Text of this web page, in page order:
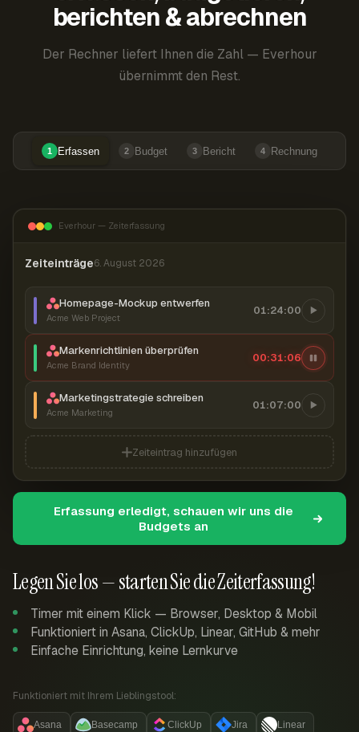
berichten & abrechnen
Der Rechner liefert Ihnen die Zahl — Everhour
übernimmt den Rest.
1 Erfassen 2 Budget 3 Bericht 4 Rechnung
Legen Sie los — starten Sie die Zeiterfassung!
Timer mit einem Klick — Browser, Desktop & Mobil
Funktioniert in Asana, ClickUp, Linear, GitHub & mehr
Einfache Einrichtung, keine Lernkurve
Funktioniert mit Ihrem Lieblingstool:
Asana Basecamp ClickUp Jira Linear
Everhour — Zeiterfassung
Zeiteinträge6. August 2026
Homepage-Mockup entwerfen
Acme Web Project
01:24:00
Markenrichtlinien überprüfen
Acme Brand Identity
00:31:06
Marketingstrategie schreiben
Acme Marketing
01:07:00
Zeiteintrag hinzufügen
Erfassung erledigt, schauen wir uns die
Budgets an